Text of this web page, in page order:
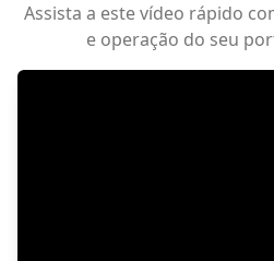
Assista a este vídeo rápido
e operação do seu